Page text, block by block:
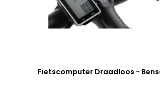
Fietscomputer Draadloos -